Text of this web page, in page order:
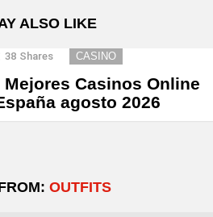
ALSO LIKE
38 Shares CASINO
Mejores Casinos Online
agosto 2026
OUTFITS